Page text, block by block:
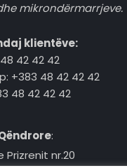
mikrondërmarrjeve.
klientëve:
42 42 42
+383 48 42 42 42
48 42 42 42
:
Prizrenit nr.20